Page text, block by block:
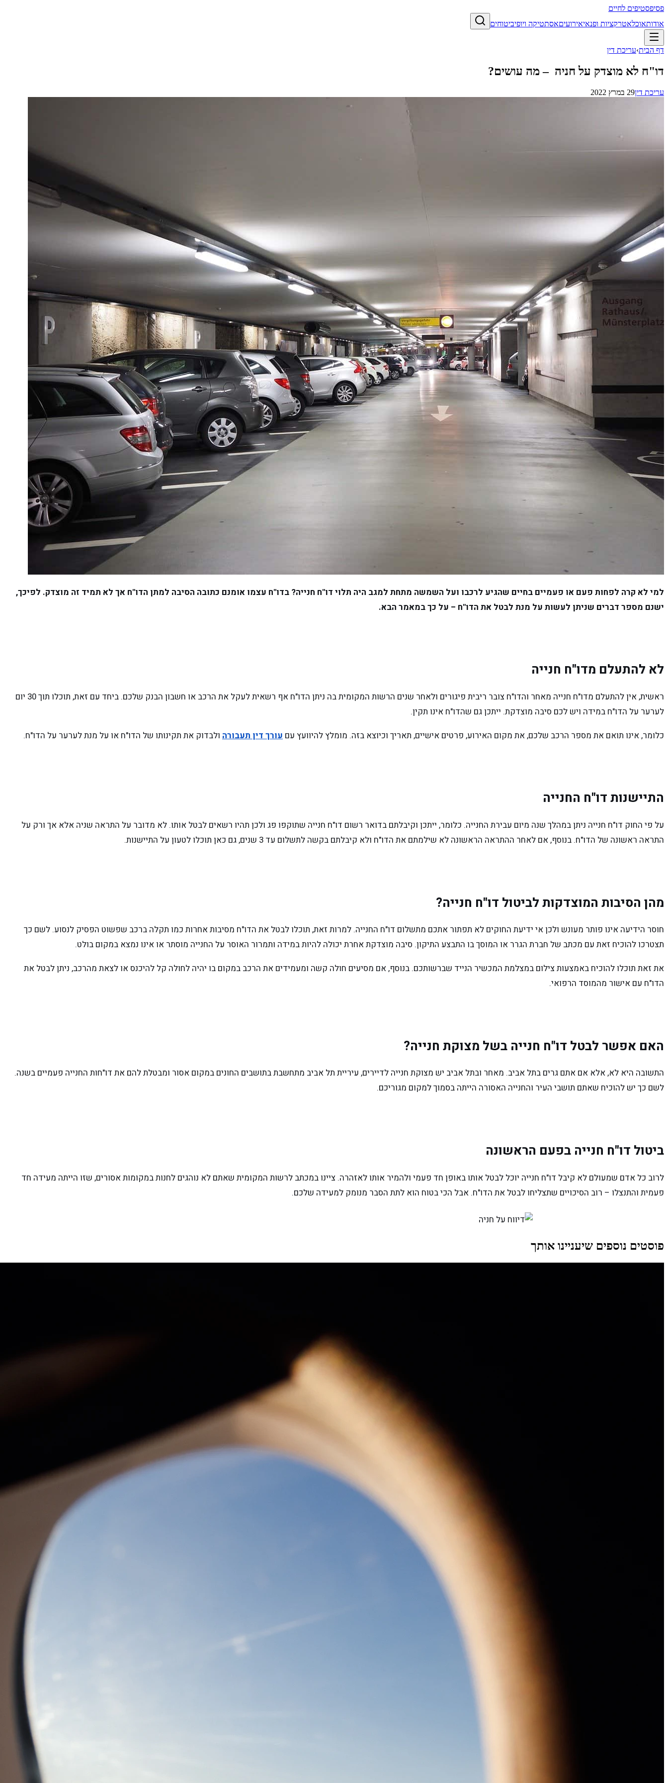
פסיפסטיפים לחיים
אודותאוכלאטרקציות ופנאיאירועיםאסתטיקה ויופיביטוחים
דף הבית›עריכת דין
דו"ח לא מוצדק על חניה – מה עושים?
עריכת דין29 במרץ 2022
למי לא קרה לפחות פעם או פעמיים בחיים שהגיע לרכבו ועל השמשה מתחת למגב היה תלוי דו"ח חנייה? בדו"ח עצמו אומנם כתובה הסיבה למתן הדו"ח אך לא תמיד זה מוצדק. לפיכך,
ישנם מספר דברים שניתן לעשות על מנת לבטל את הדו"ח – על כך במאמר הבא.
לא להתעלם מדו"ח חנייה
ראשית, אין להתעלם מדו"ח חנייה מאחר והדו"ח צובר ריבית פיגורים ולאחר שנים הרשות המקומית בה ניתן הדו"ח אף רשאית לעקל את הרכב או חשבון הבנק שלכם. ביחד עם זאת, תוכלו תוך 30 יום
לערער על הדו"ח במידה ויש לכם סיבה מוצדקת. ייתכן גם שהדו"ח אינו תקין.
כלומר, אינו תואם את מספר הרכב שלכם, את מקום האירוע, פרטים אישיים, תאריך וכיוצא בזה. מומלץ להיוועץ עם עורך דין תעבורה ולבדוק את תקינותו של הדו"ח או על מנת לערער על הדו"ח.
התיישנות דו"ח החנייה
על פי החוק דו"ח חנייה ניתן במהלך שנה מיום עבירת החנייה. כלומר, ייתכן וקיבלתם בדואר רשום דו"ח חנייה שתוקפו פג ולכן תהיו רשאים לבטל אותו. לא מדובר על התראה שניה אלא אך ורק על
התראה ראשונה של הדו"ח. בנוסף, אם לאחר ההתראה הראשונה לא שילמתם את הדו"ח ולא קיבלתם בקשה לתשלום עד 3 שנים, גם כאן תוכלו לטעון על התיישנות.
מהן הסיבות המוצדקות לביטול דו"ח חנייה?
חוסר הידיעה אינו פותר מעונש ולכן אי ידיעת החוקים לא תפתור אתכם מתשלום דו"ח החנייה. למרות זאת, תוכלו לבטל את הדו"ח מסיבות אחרות כמו תקלה ברכב שפשוט הפסיק לנסוע. לשם כך
תצטרכו להוכיח זאת עם מכתב של חברת הגרר או המוסך בו התבצע התיקון. סיבה מוצדקת אחרת יכולה להיות במידה ותמרור האוסר על החנייה מוסתר או אינו נמצא במקום בולט.
את זאת תוכלו להוכיח באמצעות צילום במצלמת המכשיר הנייד שברשותכם. בנוסף, אם מסיעים חולה קשה ומעמידים את הרכב במקום בו יהיה לחולה קל להיכנס או לצאת מהרכב, ניתן לבטל את
הדו"ח עם אישור מהמוסד הרפואי.
האם אפשר לבטל דו"ח חנייה בשל מצוקת חנייה?
התשובה היא לא, אלא אם אתם גרים בתל אביב. מאחר ובתל אביב יש מצוקת חנייה לדיירים, עיריית תל אביב מתחשבת בתושבים החונים במקום אסור ומבטלת להם את דו"חות החנייה פעמיים בשנה.
לשם כך יש להוכיח שאתם תושבי העיר והחנייה האסורה הייתה בסמוך למקום מגוריכם.
ביטול דו"ח חנייה בפעם הראשונה
לרוב כל אדם שמעולם לא קיבל דו"ח חנייה יוכל לבטל אותו באופן חד פעמי ולהמיר אותו לאזהרה. ציינו במכתב לרשות המקומית שאתם לא נוהגים לחנות במקומות אסורים, שזו הייתה מעידה חד
פעמית והתנצלו – רוב הסיכויים שתצליחו לבטל את הדו"ח. אבל הכי בטוח הוא לתת הסבר מנומק למעידה שלכם.
פוסטים נוספים שיעניינו אותך